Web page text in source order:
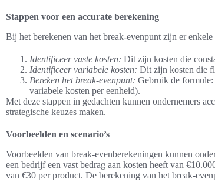
Stappen voor een accurate berekening
Bij het berekenen van het break-evenpunt zijn er
Identificeer vaste kosten: Dit zijn kosten die
Identificeer variabele kosten: Dit zijn kosten die
Bereken het break-evenpunt: Gebruik de formule:
variabele kosten per eenheid).
Met deze stappen in gedachten kunnen ondernemers
strategische keuzes maken.
Voorbeelden en scenario’s
Voorbeelden van break-evenberekeningen kunnen
een bedrijf een vast bedrag aan kosten heeft van
van €30 per product. De berekening van het break-